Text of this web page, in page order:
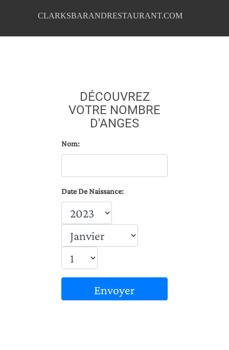
CLARKSBARANDRESTAURANT.COM
DÉCOUVREZ
VOTRE NOMBRE
D'ANGES
Nom:
Date De Naissance:
Envoyer